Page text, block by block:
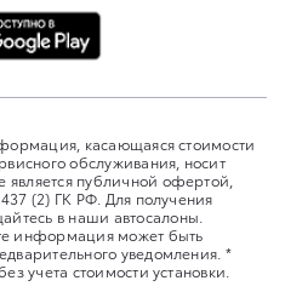
касающаяся стоимости
обслуживания, носит
публичной офертой,
(2) ГК РФ. Для получения
в наши автосалоны.
информация может быть
уведомления. *
учета стоимости установки.